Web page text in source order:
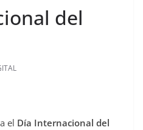
del
el Día Internacional del